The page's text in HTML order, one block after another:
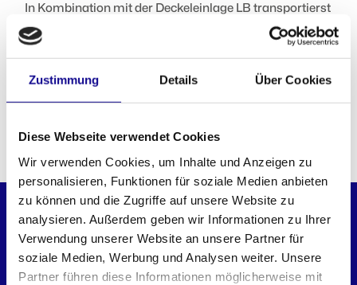
Zustimmung Details Über Cookies
Diese Webseite verwendet Cookies
Wir verwenden Cookies, um Inhalte und Anzeigen zu
personalisieren, Funktionen für soziale Medien anbieten
zu können und die Zugriffe auf unsere Website zu
analysieren. Außerdem geben wir Informationen zu Ihrer
Verwendung unserer Website an unsere Partner für
soziale Medien, Werbung und Analysen weiter. Unsere
Partner führen diese Informationen möglicherweise mit
In Kombination mit der Deckeleinlage LB transportierst
Du Deine Inhalte sicher und vermischungsfrei – selbst
bei starker Erschütterung.
Das Insetboxenset G3 LB 102 enthält:
2x Insetbox U3, grau inkl. 6 Trennwände 2x Insetbox G3,
dunkelgrün 2x Insetbox B3, gelb 2x Insetbox A3, rot
PASST PERFEKT DAZU
BASELINE